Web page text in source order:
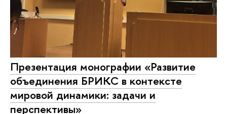
Презентация монографии «Развитие
объединения БРИКС в контексте
мировой динамики: задачи и
перспективы»